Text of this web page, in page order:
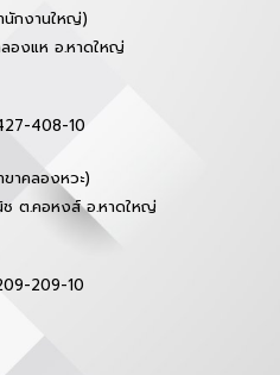
กงานใหญ่)
งแห อ.หาดใหญ่
408-10
าคลองหวะ)
ต.คอหงส์ อ.หาดใหญ่
209-10